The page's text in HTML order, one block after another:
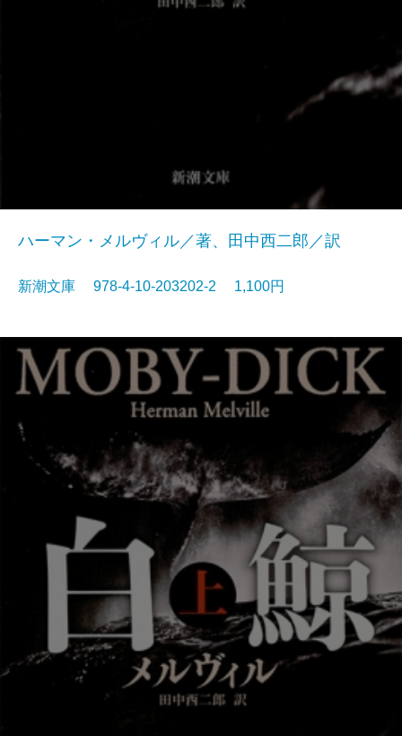
ハーマン・メルヴィル／著、田中西二郎／訳
新潮文庫 978-4-10-203202-2 1,100円